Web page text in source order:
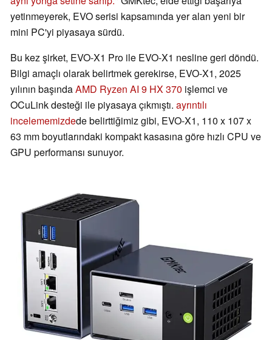
yetinmeyerek, EVO serisi kapsamında yer alan yeni bir
mini PC'yi piyasaya sürdü.
Bu kez şirket, EVO-X1 Pro ile EVO-X1 nesline geri döndü.
Bilgi amaçlı olarak belirtmek gerekirse, EVO-X1, 2025
yılının başındaAMD Ryzen AI 9 HX 370 işlemci ve
OCuLink desteği ile piyasaya çıkmıştı. ayrıntılı
incelememizdede belirttiğimiz gibi, EVO-X1, 110 x 107 x
63 mm boyutlarındaki kompakt kasasına göre hızlı CPU ve
GPU performansı sunuyor.